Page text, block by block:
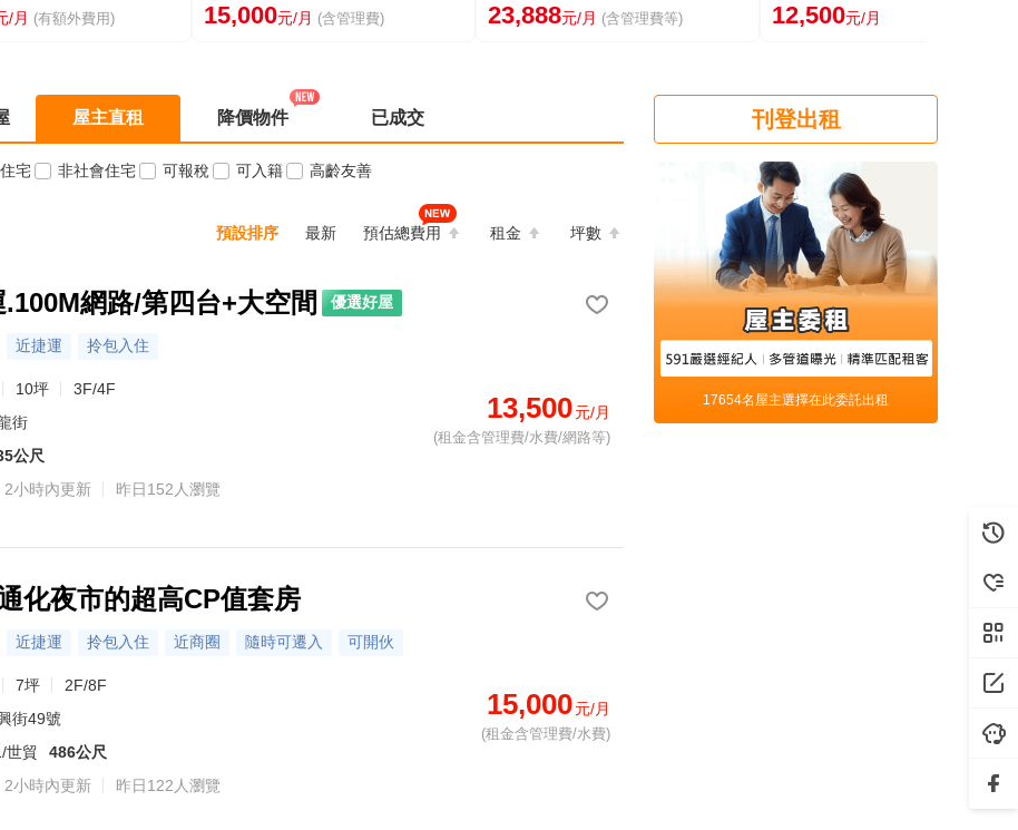
/月 (有額外費用) 15,000元/月 (含管理費) 23,888元/月 (含管理費等) 12,500元/月
屋主直租 降價物件 已成交
宅 非社會住宅 可報稅 可入籍 高齡友善
預設排序 最新 預估總費用 租金 坪數
.100M網路/第四台+大空間 優選好屋
近捷運 拎包入住
10坪
3F/4F
街
公尺
2小時內更新 昨日152人瀏覽
13,500元/月
(租金含管理費/水費/網路等)
化夜市的超高CP值套房
近捷運 拎包入住 近商圈 隨時可遷入 可開伙
7坪
2F/8F
街49號
世貿
486公尺
2小時內更新 昨日122人瀏覽
15,000元/月
(租金含管理費/水費)
刊登出租
17654名屋主選擇在此委託出租